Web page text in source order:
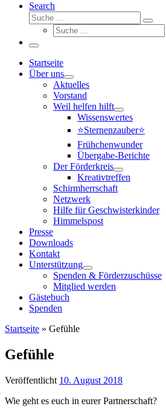
Search
Suche
Suche
Suche
Menü
Startseite
Über uns
Aktuelles
Vorstand
Weil helfen hilft
Wissenswertes
⭐Sternenzauber⭐
Frühchenwunder
Übergabe-Berichte
Der Förderkreis
Kreativtreffen
Schirmherrschaft
Netzwerk
Hilfe für Geschwisterkinder
Himmelspost
Presse
Downloads
Kontakt
Unterstützung
Spenden & Förderzuschüsse
Mitglied werden
Gästebuch
Spenden
Startseite » Gefühle
Gefühle
Veröffentlicht 10. August 2018
Wie geht es euch in eurer Partnerschaft?